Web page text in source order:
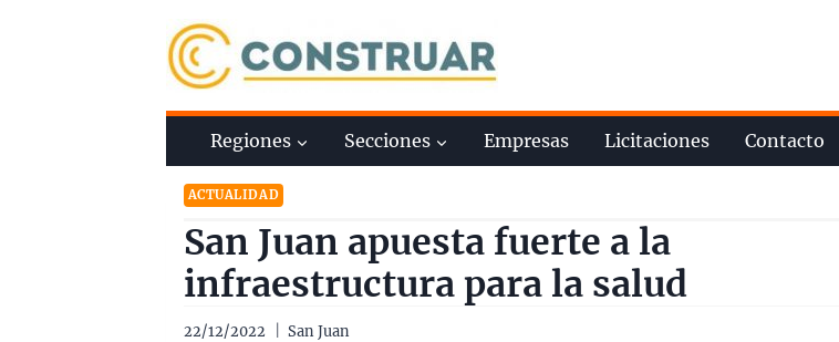
Regiones Secciones Empresas Licitaciones Contacto
ACTUALIDAD
San Juan apuesta fuerte a la
infraestructura para la salud
22/12/2022 San Juan